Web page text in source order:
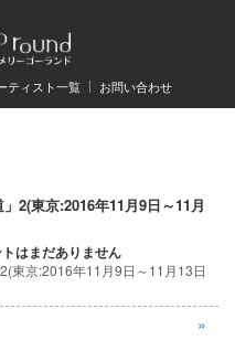
ティスト一覧 お問い合わせ
2(東京:2016年11月9日～11月
はまだありません
東京:2016年11月9日～11月13日
»